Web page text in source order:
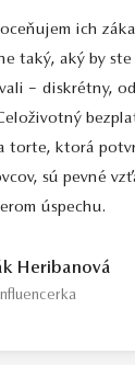
ich
taký, aký by
– diskrétny,
torte, ktorá
sú pevné
úspechu.
Heribanová